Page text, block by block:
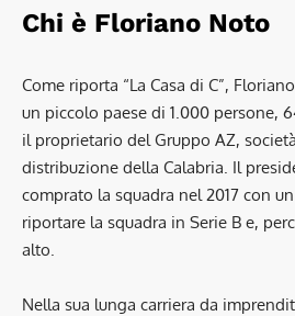
Chi è Floriano Noto
Come riporta “La Casa di C”,
un piccolo paese di 1.000 persone,
il proprietario del Gruppo AZ,
distribuzione della Calabria. Il
comprato la squadra nel 2017 con
riportare la squadra in Serie B e,
alto.
Nella sua lunga carriera da